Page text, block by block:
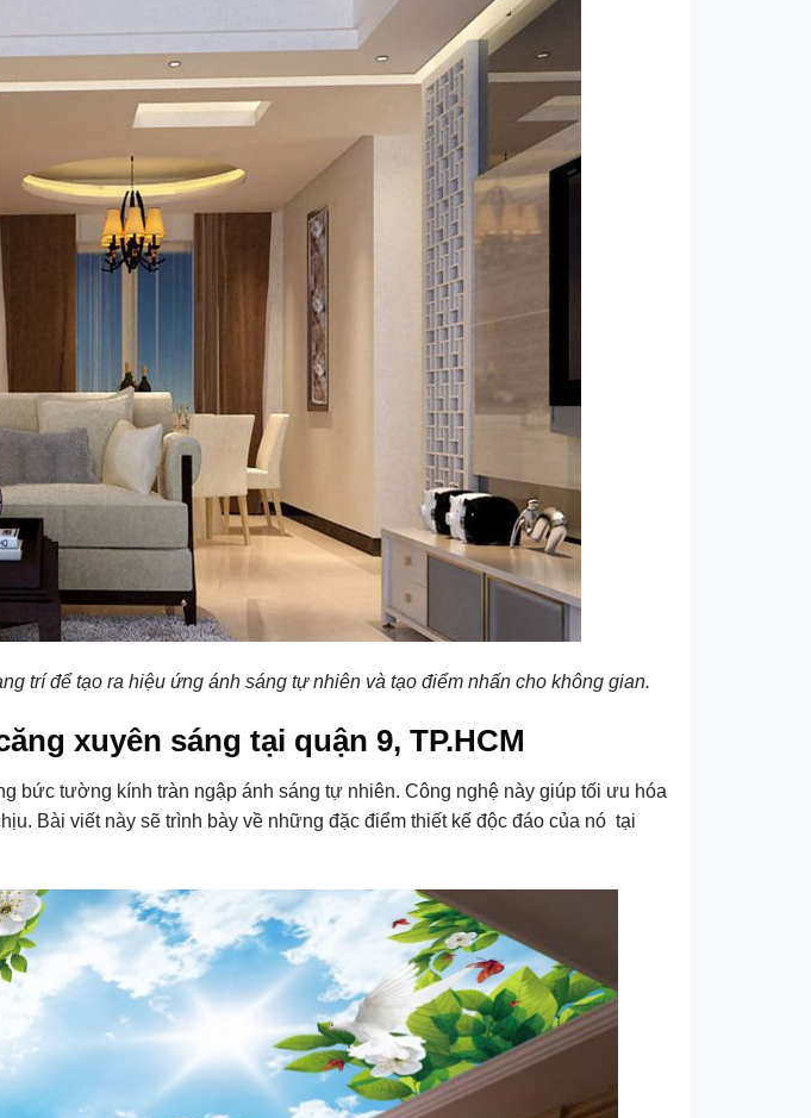
trí để tạo ra hiệu ứng ánh sáng tự nhiên và tạo điểm nhấn cho không gian.
xuyên sáng tại quận 9, TP.HCM
bức tường kính tràn ngập ánh sáng tự nhiên. Công nghệ này giúp tối ưu hóa
Bài viết này sẽ trình bày về những đặc điểm thiết kế độc đáo của nó tại